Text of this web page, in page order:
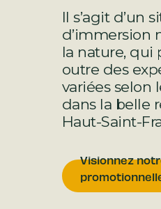
Il s’agit d’un
d’immersion
la nature, qui
outre des
variées selon
dans la belle
Haut-Saint-
Visionnez